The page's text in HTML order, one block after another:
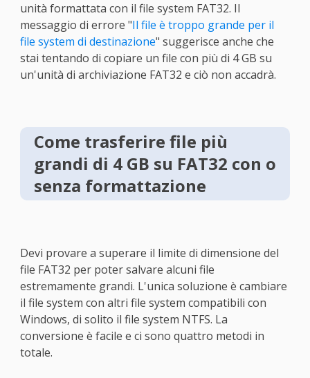
unità formattata con il file system FAT32. Il
messaggio di errore "Il file è troppo grande per il
file system di destinazione" suggerisce anche che
stai tentando di copiare un file con più di 4 GB su
un'unità di archiviazione FAT32 e ciò non accadrà.
Come trasferire file più
grandi di 4 GB su FAT32 con o
senza formattazione
Devi provare a superare il limite di dimensione del
file FAT32 per poter salvare alcuni file
estremamente grandi. L'unica soluzione è cambiare
il file system con altri file system compatibili con
Windows, di solito il file system NTFS. La
conversione è facile e ci sono quattro metodi in
totale.